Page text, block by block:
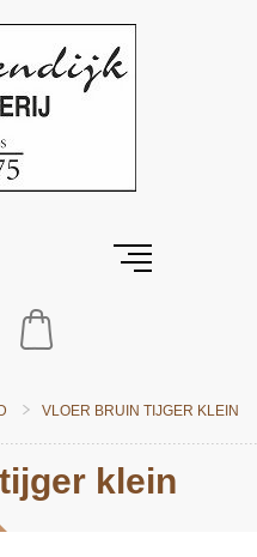
VLOER BRUIN TIJGER KLEIN
klein